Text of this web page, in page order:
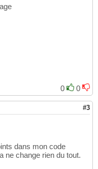
0 0
#3
dans mon code
ne change rien du tout.